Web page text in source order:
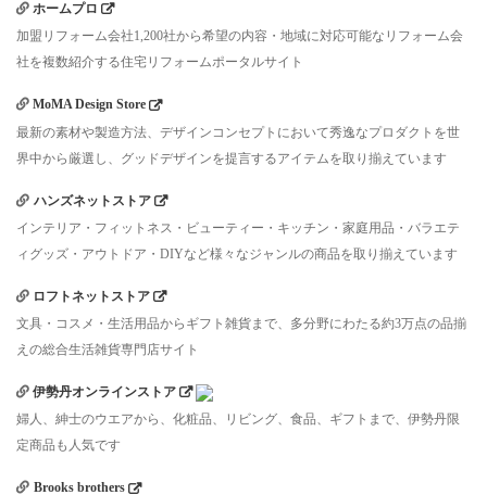
ホームプロ
加盟リフォーム会社1,200社から希望の内容・地域に対応可能なリフォーム会
社を複数紹介する住宅リフォームポータルサイト
MoMA Design Store
最新の素材や製造方法、デザインコンセプトにおいて秀逸なプロダクトを世
界中から厳選し、グッドデザインを提言するアイテムを取り揃えています
ハンズネットストア
インテリア・フィットネス・ビューティー・キッチン・家庭用品・バラエテ
ィグッズ・アウトドア・DIYなど様々なジャンルの商品を取り揃えています
ロフトネットストア
文具・コスメ・生活用品からギフト雑貨まで、多分野にわたる約3万点の品揃
えの総合生活雑貨専門店サイト
伊勢丹オンラインストア
婦人、紳士のウエアから、化粧品、リビング、食品、ギフトまで、伊勢丹限
定商品も人気です
Brooks brothers